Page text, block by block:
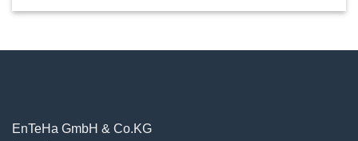
EnTeHa GmbH & Co.KG